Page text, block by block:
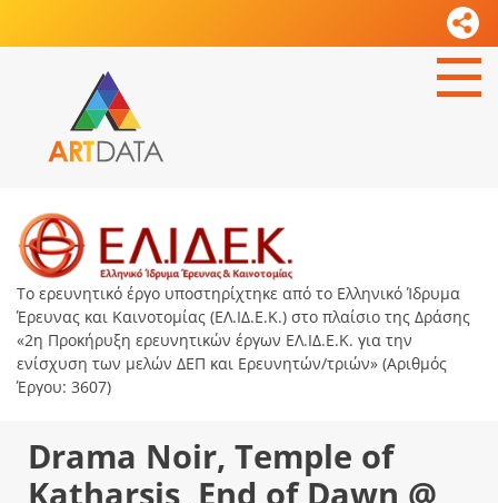
Το ερευνητικό έργο υποστηρίχτηκε από το Ελληνικό Ίδρυμα
Έρευνας και Καινοτομίας (ΕΛ.ΙΔ.Ε.Κ.) στο πλαίσιο της Δράσης
«2η Προκήρυξη ερευνητικών έργων ΕΛ.ΙΔ.Ε.Κ. για την
ενίσχυση των μελών ΔΕΠ και Ερευνητών/τριών» (Αριθμός
Έργου: 3607)
Drama Noir, Temple of
Katharsis, End of Dawn @